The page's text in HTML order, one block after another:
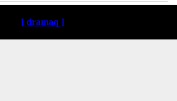
[ dramaq ]